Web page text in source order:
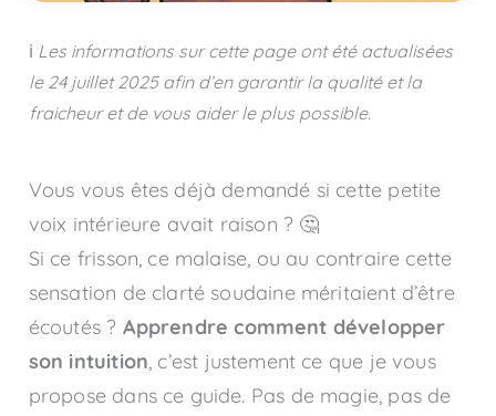
ℹ️ Les informations sur cette page ont été actualisées
le 24 juillet 2025afin d’en garantir la qualité et la
fraicheur et de vous aider le plus possible.
Vous vous êtes déjà demandé si cette petite
voix intérieure avait raison ? 🤔
Si ce frisson, ce malaise, ou au contraire cette
sensation de clarté soudaine méritaient d’être
écoutés ? Apprendre comment développer
son intuition, c’est justement ce que je vous
propose dans ce guide. Pas de magie, pas de